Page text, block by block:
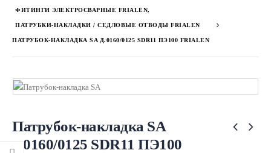
ФИТИНГИ ЭЛЕКТРОСВАРНЫЕ FRIALEN,
ПАТРУБКИ-НАКЛАДКИ / СЕДЛОВЫЕ ОТВОДЫ FRIALEN
ПАТРУБОК-НАКЛАДКА SA Д.0160/0125 SDR11 ПЭ100 FRIALEN
Патрубок-накладка SA
д.0160/0125 SDR11 ПЭ100